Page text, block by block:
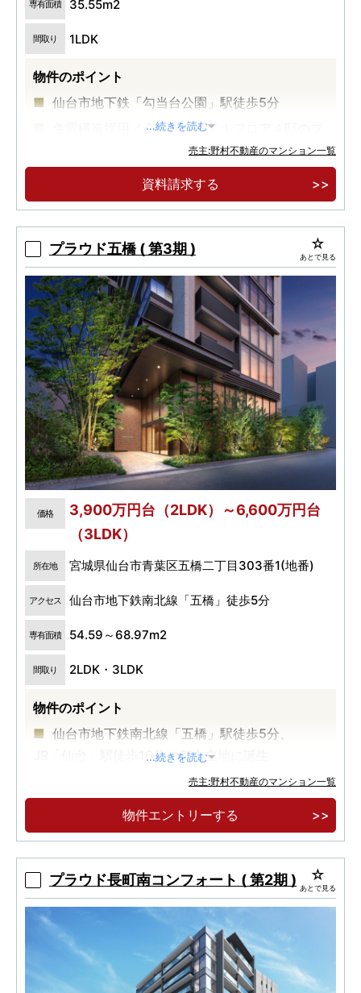
専有面積 35.55m2
間取り 1LDK
物件のポイント
仙台市地下鉄「勾当台公園」駅徒歩5分
免震構造採用／全邸南向き／１フロア４邸のプ
1LDK／35.55㎡（3階） 3,388万円～
...続きを読む
売主:野村不動産のマンション一覧
資料請求する
プラウド五橋 ( 第3期 ) あとで見る
価格
3,900万円台（2LDK）～6,600万円台
（3LDK）
所在地 宮城県仙台市青葉区五橋二丁目303番1(地番)
アクセス 仙台市地下鉄南北線「五橋」徒歩5分
専有面積 54.59～68.97m2
間取り 2LDK・3LDK
物件のポイント
仙台市地下鉄南北線「五橋」駅徒歩5分、
JR「仙台」駅徒歩16分の都心立地に誕生
『全邸南向き×免震構造×長期優良住宅認定』の
こだわりの邸宅
...続きを読む
売主:野村不動産のマンション一覧
物件エントリーする
プラウド長町南コンフォート ( 第2期 ) あとで見る